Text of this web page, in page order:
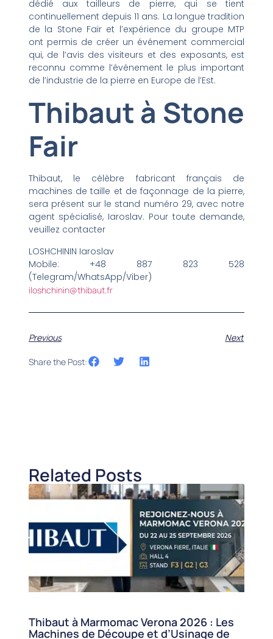
dédié aux tailleurs de pierre, qui se tient
continuellement depuis 11 ans. La longue tradition
de la Stone Fair et l’expérience du groupe MTP
ont permis de créer un événement commercial
qui, de l’avis des visiteurs et des exposants, est
reconnu comme l’événement le plus important
de l’industrie de la pierre en Europe de l’Est.
Thibaut à Stone
Fair
Thibaut, le célèbre fabricant français de
machines de taille et de façonnage de la pierre,
sera présent sur le stand numéro 29, avec notre
agent spécialisé, Iaroslav. Pour toute demande,
veuillez contacter
LOSHCHININ Iaroslav
Mobile: +48 887 823 528
(Telegram/WhatsApp/Viber)
iloshchinin@thibaut.fr
Previous Next
Share the Post:
Related Posts
Thibaut à Marmomac Verona 2026 : Les
Machines de Découpe et d’Usinage de